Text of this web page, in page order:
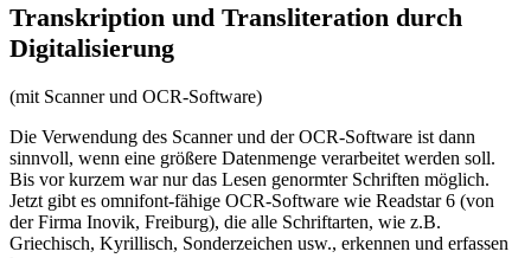
Transkription und Transliteration durch
Digitalisierung
(mit Scanner und OCR-Software)
Die Verwendung des Scanner und der OCR-Software ist dann
sinnvoll, wenn eine größere Datenmenge verarbeitet werden soll.
Bis vor kurzem war nur das Lesen genormter Schriften möglich.
Jetzt gibt es omnifont-fähige OCR-Software wie Readstar 6 (von
der Firma Inovik, Freiburg), die alle Schriftarten, wie z.B.
Griechisch, Kyrillisch, Sonderzeichen usw., erkennen und erfassen